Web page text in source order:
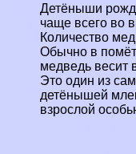
Детёныши
чаще всего во
Количество
Обычно в
медведь весит
Это один из
детёнышей
взрослой